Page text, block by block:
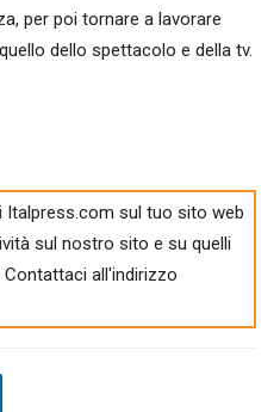
per poi tornare a lavorare
dello spettacolo e della tv.
Italpress.com sul tuo sito web
sul nostro sito e su quelli
all'indirizzo